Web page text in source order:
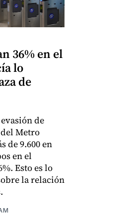
36% en el
lo
de
de
Metro
de 9.600 en
en el
Esto es lo
la relación